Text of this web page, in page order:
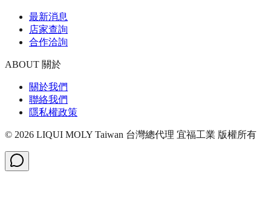
最新消息
店家查詢
合作洽詢
ABOUT 關於
關於我們
聯絡我們
隱私權政策
© 2026 LIQUI MOLY Taiwan 台灣總代理 宜福工業 版權所有